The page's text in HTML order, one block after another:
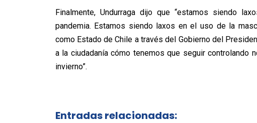
Finalmente, Undurraga dijo que “estamos siendo
pandemia. Estamos siendo laxos en el uso de la
como Estado de Chile a través del Gobierno del
a la ciudadanía cómo tenemos que seguir
invierno”.
Entradas relacionadas: